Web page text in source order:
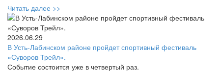
Читать далее >>
2026.06.29
В Усть-Лабинском районе пройдет спортивный фестиваль
«Суворов Трейл».
Событие состоится уже в четвертый раз.